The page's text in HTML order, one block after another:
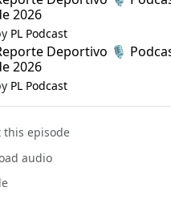
2026
PL Podcast
Deportivo 🎙️
2026
PL Podcast
this episode
audio